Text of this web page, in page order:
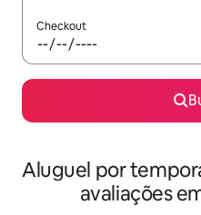
Checkout
Aluguel por
avaliações